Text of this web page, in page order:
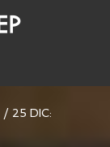
/ 25 DIC: